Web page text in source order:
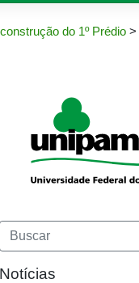
do 1º Prédio >
Notícias